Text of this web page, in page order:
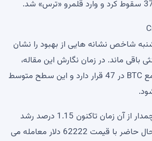
شاخص نشانه هایی از بهبود را نشان
باقی ماند. در زمان نگارش این مقاله،
شاخص ترس و طمع BTC در 47 قرار دارد و این سطح متوسط
این ارز دیجیتال پرچمدار از آن زمان تاکنون 1.15 درصد رشد
داشته است و در حال حاضر با قیمت 62222 دلار معامله می